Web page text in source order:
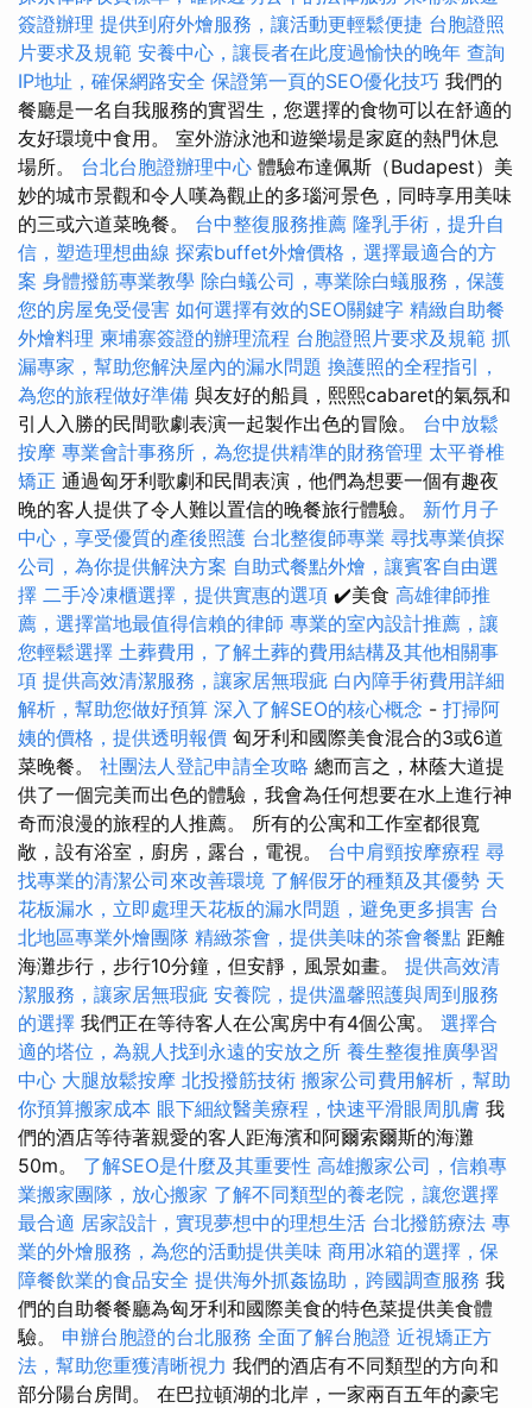
簽證辦理 提供到府外燴服務，讓活動更輕鬆便捷 台胞證照
片要求及規範 安養中心，讓長者在此度過愉快的晚年 查詢
IP地址，確保網路安全 保證第一頁的SEO優化技巧 我們的
餐廳是一名自我服務的實習生，您選擇的食物可以在舒適的
友好環境中食用。 室外游泳池和遊樂場是家庭的熱門休息
場所。 台北台胞證辦理中心 體驗布達佩斯（Budapest）美
妙的城市景觀和令人嘆為觀止的多瑙河景色，同時享用美味
的三或六道菜晚餐。 台中整復服務推薦 隆乳手術，提升自
信，塑造理想曲線 探索buffet外燴價格，選擇最適合的方
案 身體撥筋專業教學 除白蟻公司，專業除白蟻服務，保護
您的房屋免受侵害 如何選擇有效的SEO關鍵字 精緻自助餐
外燴料理 柬埔寨簽證的辦理流程 台胞證照片要求及規範 抓
漏專家，幫助您解決屋內的漏水問題 換護照的全程指引，
為您的旅程做好準備 與友好的船員，熙熙cabaret的氣氛和
引人入勝的民間歌劇表演一起製作出色的冒險。 台中放鬆
按摩 專業會計事務所，為您提供精準的財務管理 太平脊椎
矯正 通過匈牙利歌劇和民間表演，他們為想要一個有趣夜
晚的客人提供了令人難以置信的晚餐旅行體驗。 新竹月子
中心，享受優質的產後照護 台北整復師專業 尋找專業偵探
公司，為你提供解決方案 自助式餐點外燴，讓賓客自由選
擇 二手冷凍櫃選擇，提供實惠的選項 ✔️美食 高雄律師推
薦，選擇當地最值得信賴的律師 專業的室內設計推薦，讓
您輕鬆選擇 土葬費用，了解土葬的費用結構及其他相關事
項 提供高效清潔服務，讓家居無瑕疵 白內障手術費用詳細
解析，幫助您做好預算 深入了解SEO的核心概念 - 打掃阿
姨的價格，提供透明報價 匈牙利和國際美食混合的3或6道
菜晚餐。 社團法人登記申請全攻略 總而言之，林蔭大道提
供了一個完美而出色的體驗，我會為任何想要在水上進行神
奇而浪漫的旅程的人推薦。 所有的公寓和工作室都很寬
敞，設有浴室，廚房，露台，電視。 台中肩頸按摩療程 尋
找專業的清潔公司來改善環境 了解假牙的種類及其優勢 天
花板漏水，立即處理天花板的漏水問題，避免更多損害 台
北地區專業外燴團隊 精緻茶會，提供美味的茶會餐點 距離
海灘步行，步行10分鐘，但安靜，風景如畫。 提供高效清
潔服務，讓家居無瑕疵 安養院，提供溫馨照護與周到服務
的選擇 我們正在等待客人在公寓房中有4個公寓。 選擇合
適的塔位，為親人找到永遠的安放之所 養生整復推廣學習
中心 大腿放鬆按摩 北投撥筋技術 搬家公司費用解析，幫助
你預算搬家成本 眼下細紋醫美療程，快速平滑眼周肌膚 我
們的酒店等待著親愛的客人距海濱和阿爾索爾斯的海灘
50m。 了解SEO是什麼及其重要性 高雄搬家公司，信賴專
業搬家團隊，放心搬家 了解不同類型的養老院，讓您選擇
最合適 居家設計，實現夢想中的理想生活 台北撥筋療法 專
業的外燴服務，為您的活動提供美味 商用冰箱的選擇，保
障餐飲業的食品安全 提供海外抓姦協助，跨國調查服務 我
們的自助餐餐廳為匈牙利和國際美食的特色菜提供美食體
驗。 申辦台胞證的台北服務 全面了解台胞證 近視矯正方
法，幫助您重獲清晰視力 我們的酒店有不同類型的方向和
部分陽台房間。 在巴拉頓湖的北岸，一家兩百五年的豪宅